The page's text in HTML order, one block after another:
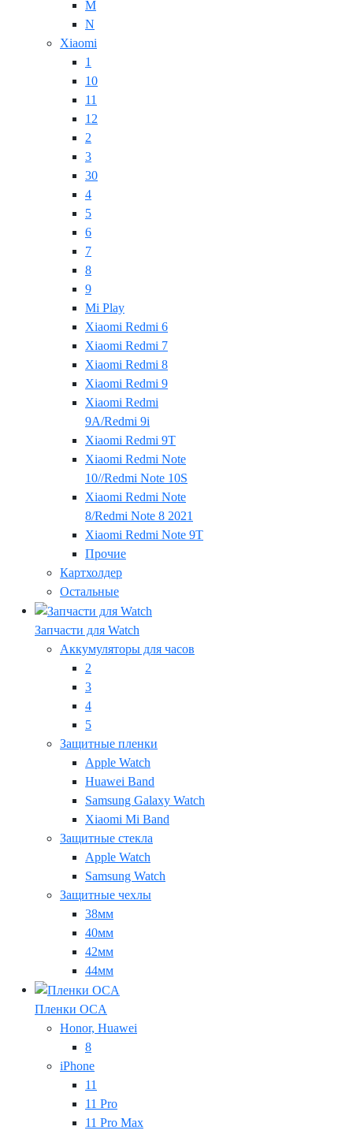
M
N
Xiaomi
1
10
11
12
2
3
30
4
5
6
7
8
9
Mi Play
Xiaomi Redmi 6
Xiaomi Redmi 7
Xiaomi Redmi 8
Xiaomi Redmi 9
Xiaomi Redmi
9A/Redmi 9i
Xiaomi Redmi 9T
Xiaomi Redmi Note
10//Redmi Note 10S
Xiaomi Redmi Note
8/Redmi Note 8 2021
Xiaomi Redmi Note 9T
Прочие
Картхолдер
Остальные
Запчасти для Watch
Аккумуляторы для часов
2
3
4
5
Защитные пленки
Apple Watch
Huawei Band
Samsung Galaxy Watch
Xiaomi Mi Band
Защитные стекла
Apple Watch
Samsung Watch
Защитные чехлы
38мм
40мм
42мм
44мм
Пленки OCA
Honor, Huawei
8
iPhone
11
11 Pro
11 Pro Max